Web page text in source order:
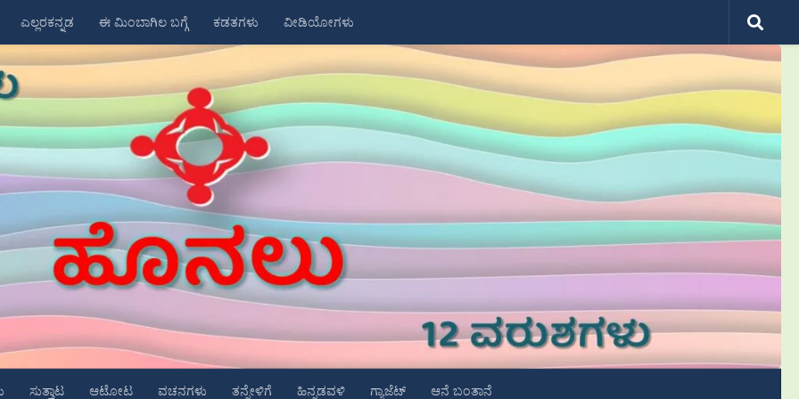
ಎಲ್ಲರಕನ್ನಡ ಈ ಮಿಂಬಾಗಿಲ ಬಗ್ಗೆ ಕಡತಗಳು ವೀಡಿಯೋಗಳು
ಸುತ್ತಾಟ ಆಟೋಟ ವಚನಗಳು ತನ್ನೇಳಿಗೆ ಹಿನ್ನಡವಳಿ ಗ್ಯಾಜೆಟ್ ಆನೆ ಬಂತಾನೆ